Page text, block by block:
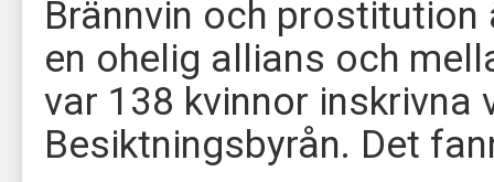
Brännvin och prostitution
en ohelig allians och
var 138 kvinnor inskrivna
Besiktningsbyrån. Det